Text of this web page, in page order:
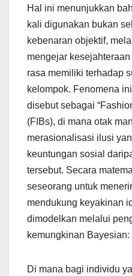
Hal ini menunjukkan
kali digunakan bukan
kebenaran objektif,
mengejar
rasa memiliki terhadap
kelompok. Fenomena
disebut sebagai
(FIBs), di mana otak
merasionalisasi ilusi
keuntungan sosial
tersebut. Secara
seseorang untuk
mendukung keyakinan
dimodelkan melalui
kemungkinan Bayesian:
Di mana bagi individu